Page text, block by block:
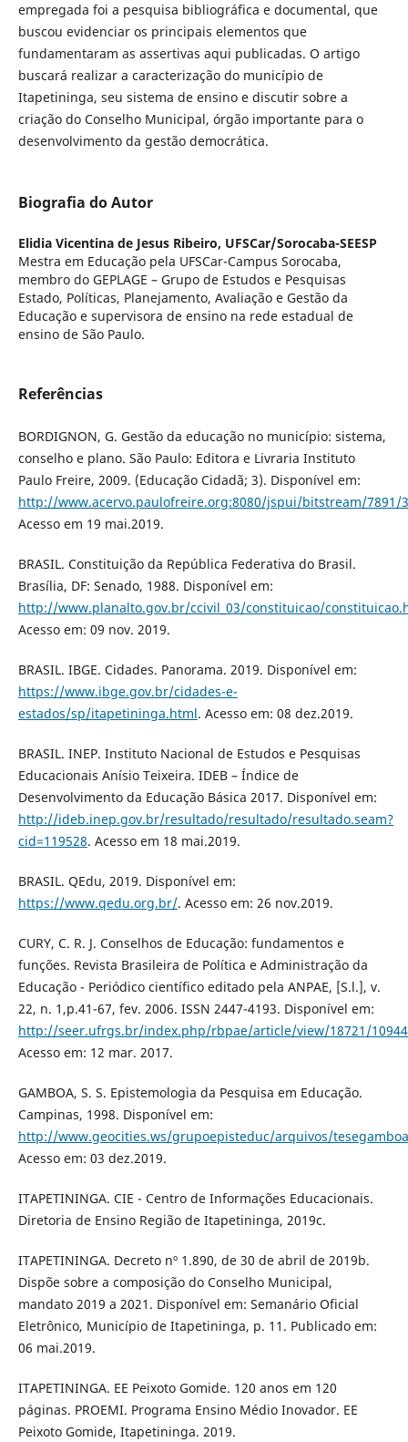
empregada foi a pesquisa bibliográfica e documental, que
buscou evidenciar os principais elementos que
fundamentaram as assertivas aqui publicadas. O artigo
buscará realizar a caracterização do município de
Itapetininga, seu sistema de ensino e discutir sobre a
criação do Conselho Municipal, órgão importante para o
desenvolvimento da gestão democrática.
Biografia do Autor
Elidia Vicentina de Jesus Ribeiro, UFSCar/Sorocaba-SEESP
Mestra em Educação pela UFSCar-Campus Sorocaba,
membro do GEPLAGE – Grupo de Estudos e Pesquisas
Estado, Políticas, Planejamento, Avaliação e Gestão da
Educação e supervisora de ensino na rede estadual de
ensino de São Paulo.
Referências
BORDIGNON, G. Gestão da educação no município: sistema,
conselho e plano. São Paulo: Editora e Livraria Instituto
Paulo Freire, 2009. (Educação Cidadã; 3). Disponível em:
http://www.acervo.paulofreire.org:8080/jspui/bitstream/7891/
Acesso em 19 mai.2019.
BRASIL. Constituição da República Federativa do Brasil.
Brasília, DF: Senado, 1988. Disponível em:
http://www.planalto.gov.br/ccivil_03/constituicao/
Acesso em: 09 nov. 2019.
BRASIL. IBGE. Cidades. Panorama. 2019. Disponível em:
https://www.ibge.gov.br/cidades-e-
estados/sp/itapetininga.html. Acesso em: 08 dez.2019.
BRASIL. INEP. Instituto Nacional de Estudos e Pesquisas
Educacionais Anísio Teixeira. IDEB – Índice de
Desenvolvimento da Educação Básica 2017. Disponível em:
http://ideb.inep.gov.br/resultado/resultado/resultado.seam?
cid=119528. Acesso em 18 mai.2019.
BRASIL. QEdu, 2019. Disponível em:
https://www.qedu.org.br/. Acesso em: 26 nov.2019.
CURY, C. R. J. Conselhos de Educação: fundamentos e
funções. Revista Brasileira de Política e Administração da
Educação - Periódico científico editado pela ANPAE, [S.l.], v.
22, n. 1,p.41-67, fev. 2006. ISSN 2447-4193. Disponível em:
http://seer.ufrgs.br/index.php/rbpae/article/view/18721/10944
Acesso em: 12 mar. 2017.
GAMBOA, S. S. Epistemologia da Pesquisa em Educação.
Campinas, 1998. Disponível em:
http://www.geocities.ws/grupoepisteduc/arquivos/
Acesso em: 03 dez.2019.
ITAPETININGA. CIE - Centro de Informações Educacionais.
Diretoria de Ensino Região de Itapetininga, 2019c.
ITAPETININGA. Decreto nº 1.890, de 30 de abril de 2019b.
Dispõe sobre a composição do Conselho Municipal,
mandato 2019 a 2021. Disponível em: Semanário Oficial
Eletrônico, Município de Itapetininga, p. 11. Publicado em:
06 mai.2019.
ITAPETININGA. EE Peixoto Gomide. 120 anos em 120
páginas. PROEMI. Programa Ensino Médio Inovador. EE
Peixoto Gomide, Itapetininga. 2019.